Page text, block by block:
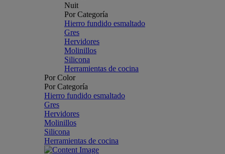
Nuit
Por Categoría
Hierro fundido esmaltado
Gres
Hervidores
Molinillos
Silicona
Herramientas de cocina
Por Color
Por Categoría
Hierro fundido esmaltado
Gres
Hervidores
Molinillos
Silicona
Herramientas de cocina